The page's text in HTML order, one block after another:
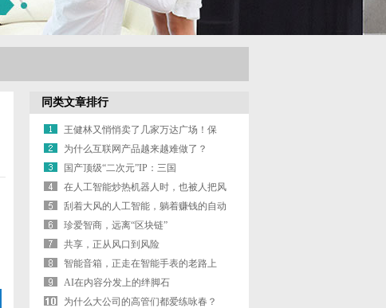
同类文章排行
王健林又悄悄卖了几家万达广场！保
险、信托接
为什么互联网产品越来越难做了？
国产顶级“二次元”IP：三国
在人工智能炒热机器人时，也被人把风
带进了教
刮着大风的人工智能，躺着赚钱的自动
驾驶 | 虎
珍爱智商，远离“区块链”
共享，正从风口到风险
智能音箱，正走在智能手表的老路上
AI在内容分发上的绊脚石
为什么大公司的高管们都爱练咏春？